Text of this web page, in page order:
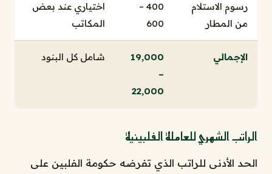
رسوم الاستلام
من المطار
400 –
600
اختياري عند بعض
المكاتب
الإجمالي
19,000
–
22,000
شامل كل البنود
الراتب الشهري للعاملة الفلبينية
الحد الأدنى للراتب الذي تفرضه حكومة الفلبين على